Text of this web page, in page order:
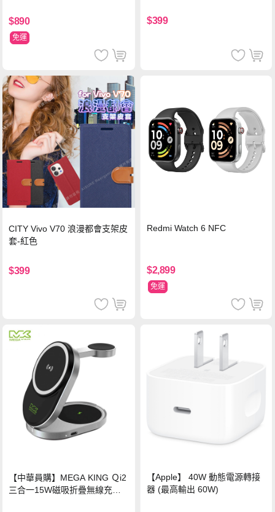
$890
免運
$399
CITY Vivo V70 浪漫都會支架皮
套-紅色
$399
Redmi Watch 6 NFC
$2,899
免運
【中華員購】MEGA KING Ｑi2
三合一15W磁吸折疊無線充電
【Apple】 40W 動態電源轉接
器 (最高輸出 60W)